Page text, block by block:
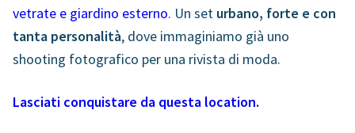
vetrate e giardino esterno. Un set urbano, forte e con
tanta personalità, dove immaginiamo già uno
shooting fotografico per una rivista di moda.
Lasciati conquistare da questa location.